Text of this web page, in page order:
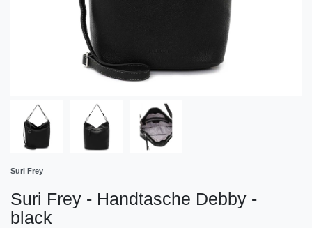
Suri Frey
Suri Frey - Handtasche Debby -
black